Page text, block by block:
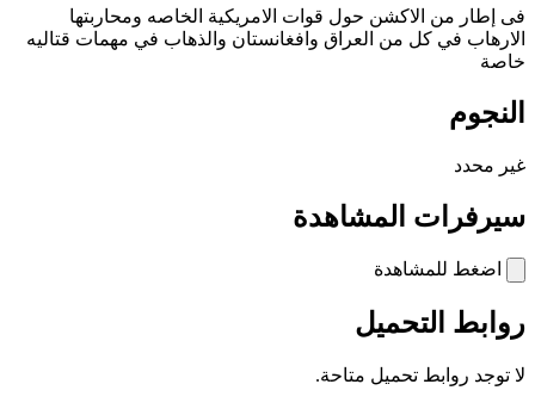
فى إطار من الاكشن حول قوات الامريكية الخاصه ومحاربتها
الارهاب في كل من العراق وافغانستان والذهاب في مهمات قتاليه
خاصة
النجوم
غير محدد
سيرفرات المشاهدة
اضغط للمشاهدة
روابط التحميل
لا توجد روابط تحميل متاحة.